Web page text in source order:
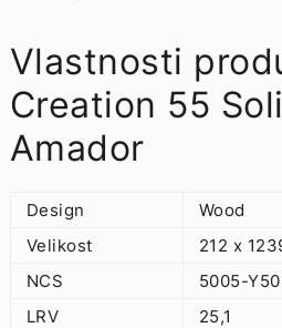
Vlastnosti
Creation 55
Amador
Design
Wood
Velikost
212 x
NCS
5005-
LRV
25,1